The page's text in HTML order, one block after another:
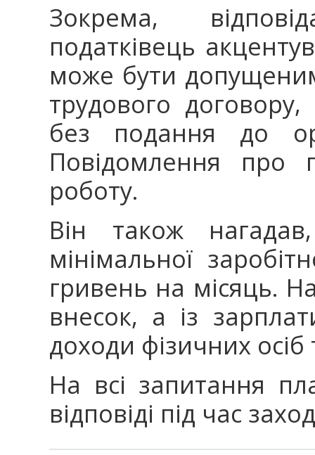
Зокрема,
податківець
може бути
трудового
без подання до
Повідомлення про
роботу.
Він також
мінімальної
гривень на місяць.
внесок, а із
доходи фізичних осіб
На всі запитання
відповіді під час